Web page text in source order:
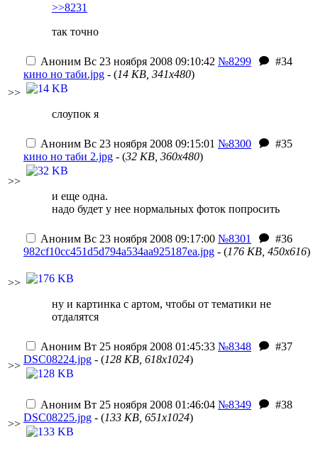
>>8231
так точно
>>
Аноним Вс 23 ноября 2008 09:10:42 №8299
#34
кино но таби.jpg - (14 KB, 341x480)
слоупок я
>>
Аноним Вс 23 ноября 2008 09:15:01 №8300
#35
кино но таби 2.jpg - (32 KB, 360x480)
и еще одна.
надо будет у нее нормальных фоток попросить
>>
Аноним Вс 23 ноября 2008 09:17:00 №8301
#36
982cf10cc451d5d794a534aa925187ea.jpg - (176 KB, 450x616)
ну и картинка с артом, чтобы от тематики не
отдалятся
>>
Аноним Вт 25 ноября 2008 01:45:33 №8348
#37
DSC08224.jpg - (128 KB, 618x1024)
>>
Аноним Вт 25 ноября 2008 01:46:04 №8349
#38
DSC08225.jpg - (133 KB, 651x1024)